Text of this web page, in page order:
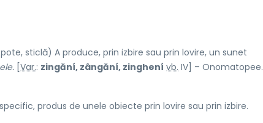
sticlă) A produce, prin izbire sau prin lovire, un sunet
[Var.: zingăní, zângăní, zinghení vb. IV] – Onomatopee.
produs de unele obiecte prin lovire sau prin izbire.